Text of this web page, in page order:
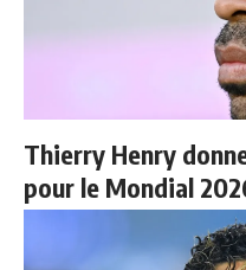
Thierry Henry
pour le Mondial